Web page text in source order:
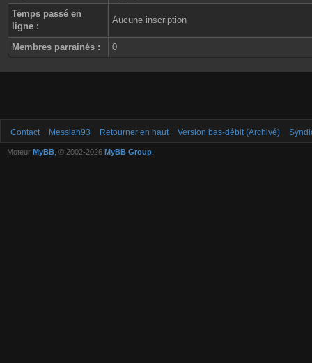
Temps passé en
ligne :
Aucune inscription
Membres parrainés : 0
Contact Messiah93 Retourner en haut Version bas-débit (Archivé)
Moteur MyBB , © 2002-2026 MyBB Group